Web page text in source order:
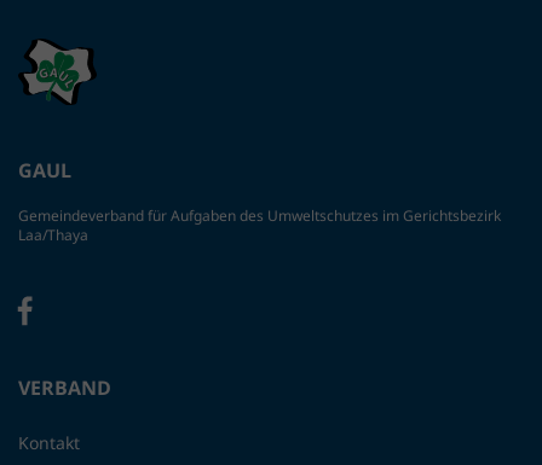
GAUL
Gemeindeverband für Aufgaben des Umweltschutzes im Gerichtsbezirk
Laa/Thaya
VERBAND
Kontakt